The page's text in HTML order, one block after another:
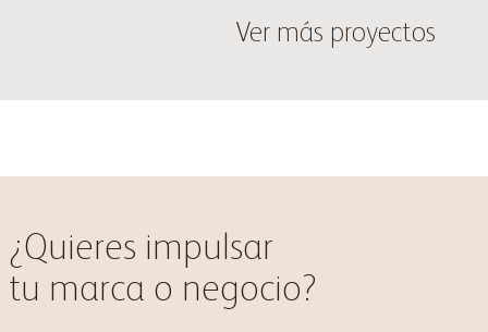
Ver más proyectos
¿Quieres impulsar
tu marca o negocio?